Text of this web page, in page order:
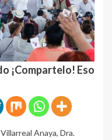
¡Compartelo! Eso
Anaya, Dra.